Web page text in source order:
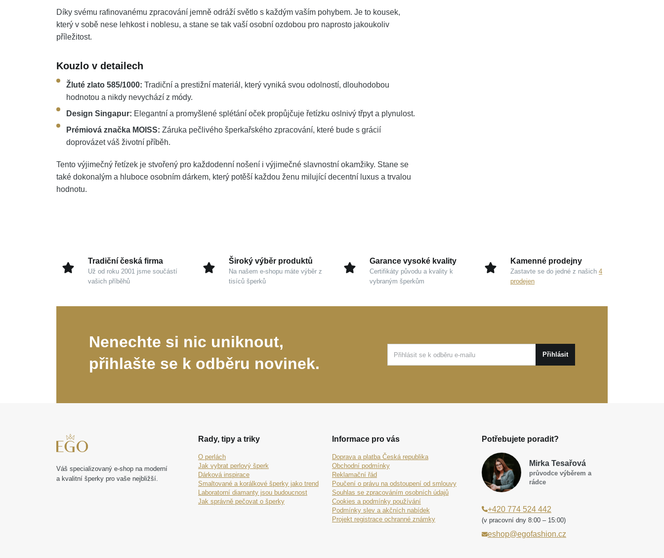
Díky svému rafinovanému zpracování jemně odráží světlo s každým vaším pohybem. Je to kousek,
který v sobě nese lehkost i noblesu, a stane se tak vaší osobní ozdobou pro naprosto jakoukoliv
příležitost.
Kouzlo v detailech
Žluté zlato 585/1000: Tradiční a prestižní materiál, který vyniká svou odolností, dlouhodobou
hodnotou a nikdy nevychází z módy.
Design Singapur: Elegantní a promyšlené splétání oček propůjčuje řetízku oslnivý třpyt a plynulost.
Prémiová značka MOISS: Záruka pečlivého šperkařského zpracování, které bude s grácií
doprovázet váš životní příběh.
Tento výjimečný řetízek je stvořený pro každodenní nošení i výjimečné slavnostní okamžiky. Stane se
také dokonalým a hluboce osobním dárkem, který potěší každou ženu milující decentní luxus a trvalou
hodnotu.
Tradiční česká firma
Už od roku 2001 jsme součástí
vašich příběhů
Široký výběr produktů
Na našem e-shopu máte výběr z
tisíců šperků
Garance vysoké kvality
Certifikáty původu a kvality k
vybraným šperkům
Kamenné prodejny
Zastavte se do jedné z našich 4
prodejen
Nenechte si nic uniknout,
přihlašte se k odběru novinek.
Přihlásit
Váš specializovaný e-shop na moderní
a kvalitní šperky pro vaše nejbližší.
Rady, tipy a triky
O perlách
Jak vybrat perlový šperk
Dárková inspirace
Smaltované a korálkové šperky jako trend
Laboratorní diamanty jsou budoucnost
Jak správně pečovat o šperky
Informace pro vás
Doprava a platba Česká republika
Obchodní podmínky
Reklamační řád
Poučení o právu na odstoupení od smlouvy
Souhlas se zpracováním osobních údajů
Cookies a podmínky používání
Podmínky slev a akčních nabídek
Projekt registrace ochranné známky
Potřebujete poradit?
Mirka Tesařová
průvodce výběrem a
rádce
+420 774 524 442
(v pracovní dny 8:00 – 15:00)
eshop@egofashion.cz